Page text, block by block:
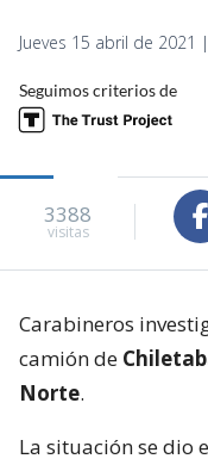
Jueves 15 abril de 2021
Seguimos criterios de
3388
visitas
Carabineros
camión de
Norte.
La situación se dio